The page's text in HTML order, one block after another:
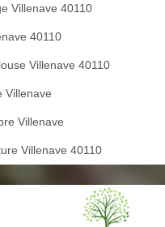
Villenave 40110
40110
Villenave 40110
Villenave
Villenave
Villenave 40110